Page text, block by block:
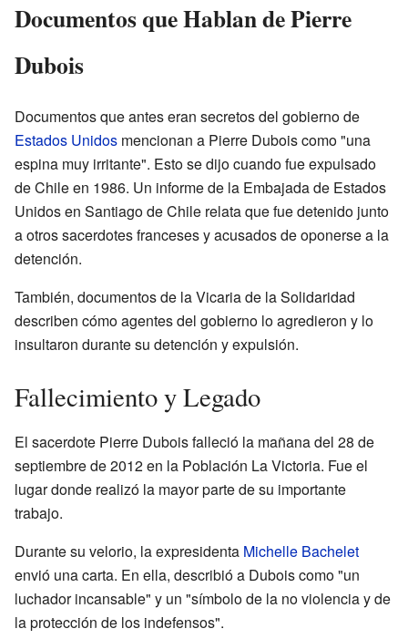
Documentos que Hablan de Pierre
Dubois
Documentos que antes eran secretos del gobierno de
Estados Unidos mencionan a Pierre Dubois como "una
espina muy irritante". Esto se dijo cuando fue expulsado
de Chile en 1986. Un informe de la Embajada de Estados
Unidos en Santiago de Chile relata que fue detenido junto
a otros sacerdotes franceses y acusados de oponerse a la
detención.
También, documentos de la Vicaria de la Solidaridad
describen cómo agentes del gobierno lo agredieron y lo
insultaron durante su detención y expulsión.
Fallecimiento y Legado
El sacerdote Pierre Dubois falleció la mañana del 28 de
septiembre de 2012 en la Población La Victoria. Fue el
lugar donde realizó la mayor parte de su importante
trabajo.
Durante su velorio, la expresidenta Michelle Bachelet
envió una carta. En ella, describió a Dubois como "un
luchador incansable" y un "símbolo de la no violencia y de
la protección de los indefensos".